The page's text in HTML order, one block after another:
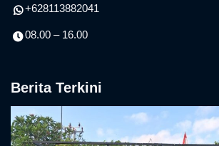
+628113882041
08.00 – 16.00
Berita Terkini